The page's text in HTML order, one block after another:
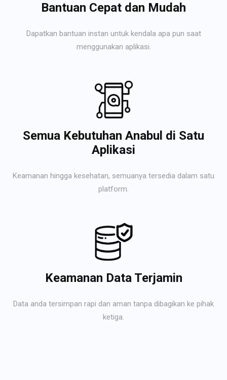
Bantuan Cepat dan Mudah
Dapatkan bantuan instan untuk kendala apa pun saat
menggunakan aplikasi.
Semua Kebutuhan Anabul di Satu
Aplikasi
Keamanan hingga kesehatan, semuanya tersedia dalam satu
platform.
Keamanan Data Terjamin
Data anda tersimpan rapi dan aman tanpa dibagikan ke pihak
ketiga.